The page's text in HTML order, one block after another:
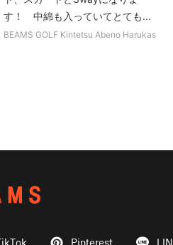
す！ 中綿も入っていてとても...
BEAMS GOLF Kintetsu Abeno Harukas